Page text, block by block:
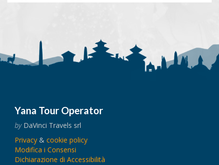
Yana Tour Operator
byDaVinci Travels srl
Privacy & cookie policy
Modifica i Consensi
Dichiarazione di Accessibilità